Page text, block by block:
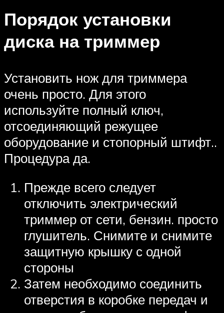
Порядок установки
диска на триммер
Установить нож для триммера
очень просто. Для этого
используйте полный ключ,
отсоединяющий режущее
оборудование и стопорный штифт..
Процедура да.
Прежде всего следует
отключить электрический
триммер от сети, бензин. просто
глушитель. Снимите и снимите
защитную крышку с одной
стороны
Затем необходимо соединить
отверстия в коробке передач и